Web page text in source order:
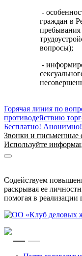
-
граждан в
пребывания
вопросы);
-
Горячая линия по
противодействию
Бесплатно! Анонимно!
Звонки и письменные
Используйте
Содействуем
раскрывая ее
помогая в
RUEN